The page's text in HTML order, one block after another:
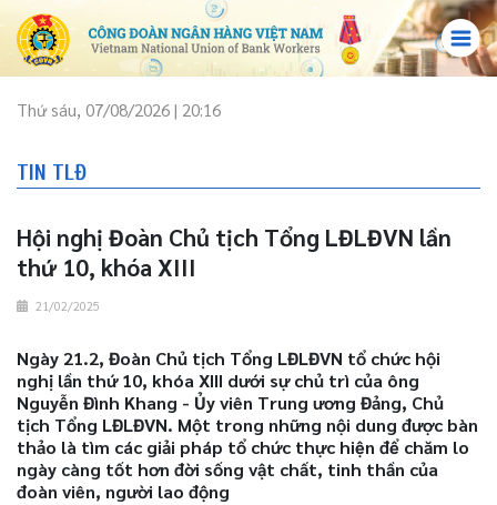
Thứ sáu, 07/08/2026 | 20:16
TIN TLĐ
Hội nghị Đoàn Chủ tịch Tổng LĐLĐVN lần
thứ 10, khóa XIII
21/02/2025
Ngày 21.2, Đoàn Chủ tịch Tổng LĐLĐVN tổ chức hội
nghị lần thứ 10, khóa XIII dưới sự chủ trì của ông
Nguyễn Đình Khang - Ủy viên Trung ương Đảng, Chủ
tịch Tổng LĐLĐVN. Một trong những nội dung được bàn
thảo là tìm các giải pháp tổ chức thực hiện để chăm lo
ngày càng tốt hơn đời sống vật chất, tinh thần của
đoàn viên, người lao động